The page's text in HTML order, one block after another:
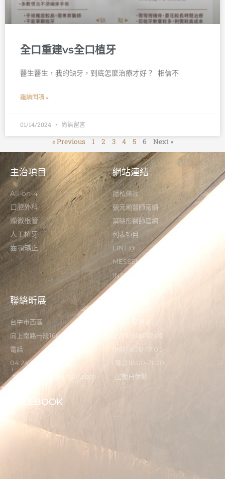
全口重建vs全口植牙
醫生醫生，我的缺牙，到底怎麼治療才好？ 󠀠 相信不
繼續閱讀 »
01/14/2024 尚無留言
« Previous 1 2 3 4 5 6 Next »
主治項目
All-on-4
口腔外科
顯微根管
人工植牙
齒顎矯正
網站連結
隱私條款
張元瀚醫師官網
葉映彤醫師官網
列表項目
LINE@
MESSENGER
INSTAGRAM
聯絡昕展
台中市西區
向上南路一段166-5號
電話
04 2473 0325
flystardental@gmail.com
星期一至星期六
早診09:00-12:00
午診14:00-17:00
晚診18:00-21:00
星期日休診
FACEBOOK